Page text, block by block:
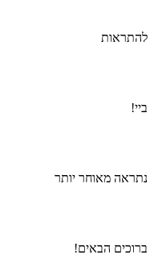
להתראות
ביי!
נתראה מאוחר יותר
ברוכים הבאים!